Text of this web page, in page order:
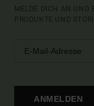
MELDE DICH AN UND
PRODUKTE UND
ANMELDEN